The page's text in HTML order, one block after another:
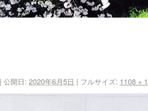
| 公開日: 2020年6月5日 | フルサイズ: 1108 ×